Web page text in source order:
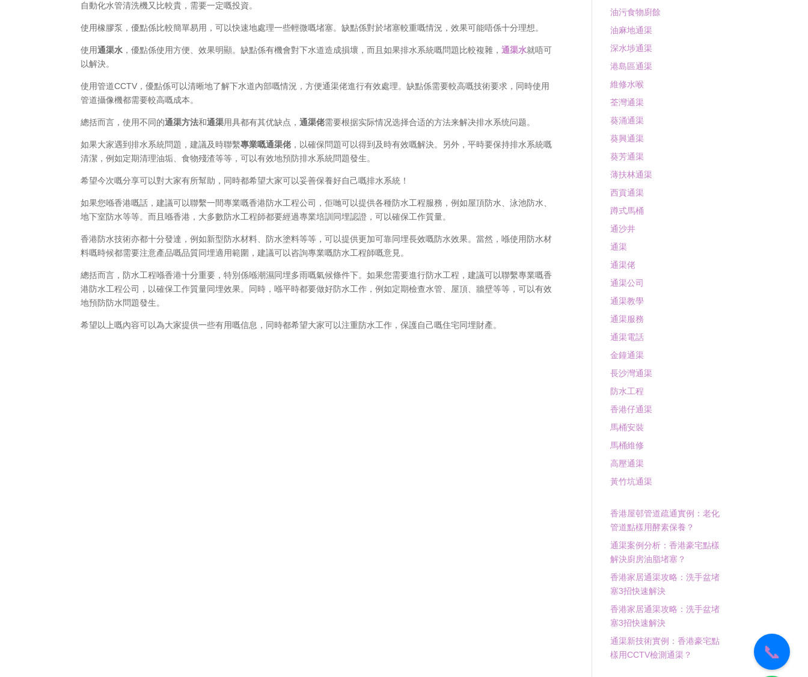
自動化水管清洗機又比較貴，需要一定嘅投資。
使用橡膠泵，優點係比較簡單易用，可以快速地處理一些輕微嘅堵塞。缺點係對於堵塞較重嘅情況，效果可能唔係十分理想。
使用通渠水 ，優點係使用方便、效果明顯。缺點係有機會對下水道造成損壞，而且如果排水系統嘅問題比較複雜，通渠水就唔可
以解決。
使用管道CCTV，優點係可以清晰地了解下水道內部嘅情況，方便通渠佬進行有效處理。缺點係需要較高嘅技術要求，同時使用
管道攝像機都需要較高嘅成本。
總括而言，使用不同的通渠方法和通渠用具都有其优缺点，通渠佬需要根据实际情况选择合适的方法来解决排水系统问题。
如果大家遇到排水系統問題，建議及時聯繫專業嘅通渠佬 ，以確保問題可以得到及時有效嘅解決。另外，平時要保持排水系統嘅
清潔，例如定期清理油垢、食物殘渣等等，可以有效地預防排水系統問題發生。
希望今次嘅分享可以對大家有所幫助，同時都希望大家可以妥善保養好自己嘅排水系統！
如果您喺香港嘅話，建議可以聯繫一間專業嘅香港防水工程公司，佢哋可以提供各種防水工程服務，例如屋頂防水、泳池防水、
地下室防水等等。而且喺香港，大多數防水工程師都要經過專業培訓同埋認證，可以確保工作質量。
香港防水技術亦都十分發達，例如新型防水材料、防水塗料等等，可以提供更加可靠同埋長效嘅防水效果。當然，喺使用防水材
料嘅時候都需要注意產品嘅品質同埋適用範圍，建議可以咨詢專業嘅防水工程師嘅意見。
總括而言，防水工程喺香港十分重要，特別係喺潮濕同埋多雨嘅氣候條件下。如果您需要進行防水工程，建議可以聯繫專業嘅香
港防水工程公司，以確保工作質量同埋效果。同時，喺平時都要做好防水工作，例如定期檢查水管、屋頂、牆壁等等，可以有效
地預防防水問題發生。
希望以上嘅內容可以為大家提供一些有用嘅信息，同時都希望大家可以注重防水工作，保護自己嘅住宅同埋財產。
油污食物廚餘
油麻地通渠
深水埗通渠
港島區通渠
維修水喉
荃灣通渠
葵涌通渠
葵興通渠
葵芳通渠
薄扶林通渠
西貢通渠
蹲式馬桶
通沙井
通渠
通渠佬
通渠公司
通渠教學
通渠服務
通渠電話
金鐘通渠
長沙灣通渠
防水工程
香港仔通渠
馬桶安裝
馬桶維修
高壓通渠
黃竹坑通渠
香港屋邨管道疏通實例：老化
管道點樣用酵素保養？
通渠案例分析：香港豪宅點樣
解決廚房油脂堵塞？
香港家居通渠攻略：洗手盆堵
塞3招快速解決
香港家居通渠攻略：洗手盆堵
塞3招快速解決
通渠新技術實例：香港豪宅點
樣用CCTV檢測通渠？
📞